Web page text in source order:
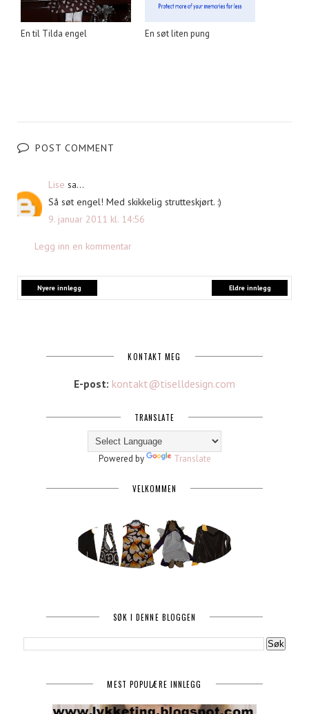
En til Tilda engel En søt liten pung
POST COMMENT
Lise sa...
Så søt engel! Med skikkelig strutteskjørt. :)
9. januar 2011 kl. 14:56
Legg inn en kommentar
Nyere innlegg Eldre innlegg
KONTAKT MEG
E-post: kontakt@tiselldesign.com
TRANSLATE
Powered by Translate
VELKOMMEN
SØK I DENNE BLOGGEN
MEST POPULÆRE INNLEGG